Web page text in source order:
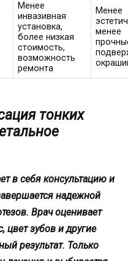
Менее
инвазивная
установка,
более низкая
стоимость,
возможность
ремонта
Менее
менее
тонких
в себя консультацию и
надежной
Врач оценивает
цвет зубов и другие
результат. Только